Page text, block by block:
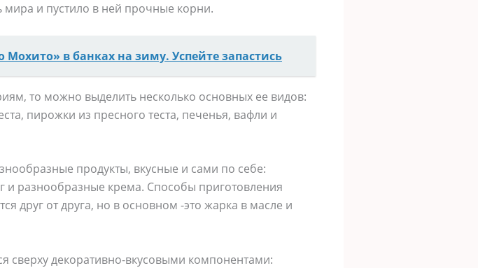
и пустило в ней прочные корни.
в банках на зиму. Успейте запастись
то можно выделить несколько основных ее видов:
пирожки из пресного теста, печенья, вафли и
продукты, вкусные и сами по себе:
и разнообразные крема. Способы приготовления
друг от друга, но в основном -это жарка в масле и
сверху декоративно-вкусовыми компонентами: